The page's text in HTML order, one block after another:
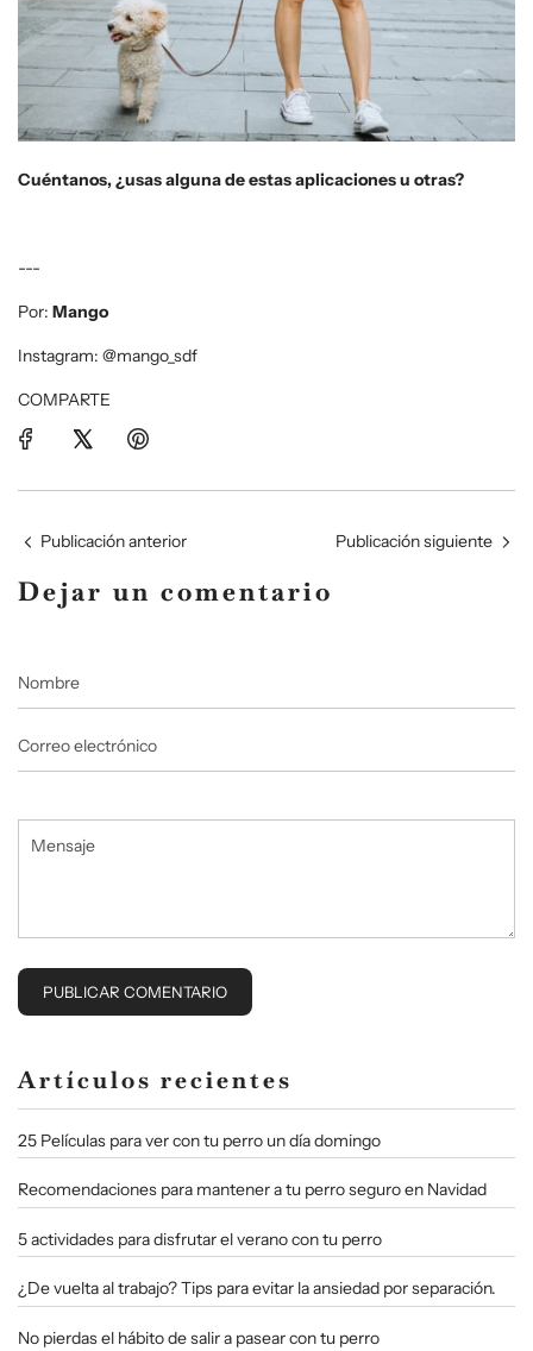
Cuéntanos, ¿usas alguna de estas aplicaciones u otras?
---
Por: Mango
Instagram: @mango_sdf
COMPARTE
Publicación anterior Publicación siguiente
Dejar un comentario
Correo
Artículos recientes
25 Películas para ver con tu perro un día domingo
Recomendaciones para mantener a tu perro seguro en Navidad
5 actividades para disfrutar el verano con tu perro
¿De vuelta al trabajo? Tips para evitar la ansiedad por separación.
No pierdas el hábito de salir a pasear con tu perro